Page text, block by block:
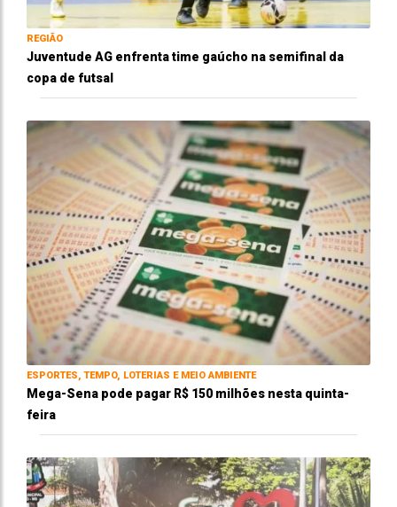
REGIÃO
Juventude AG enfrenta time gaúcho na semifinal da
copa de futsal
ESPORTES, TEMPO, LOTERIAS E MEIO AMBIENTE
Mega-Sena pode pagar R$ 150 milhões nesta quinta-
feira